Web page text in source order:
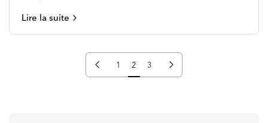
Lire la suite
Page précédente
1 2 3 Page suivante